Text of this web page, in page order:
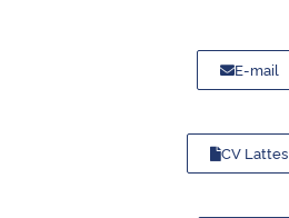
E-mail
CV Lattes